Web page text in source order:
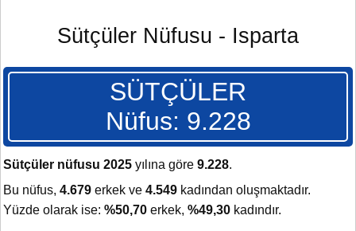
Sütçüler Nüfusu - Isparta
SÜTÇÜLER
Nüfus: 9.228
Sütçüler nüfusu 2025 yılına göre 9.228.
Bu nüfus, 4.679 erkek ve 4.549 kadından oluşmaktadır.
Yüzde olarak ise: %50,70 erkek, %49,30 kadındır.